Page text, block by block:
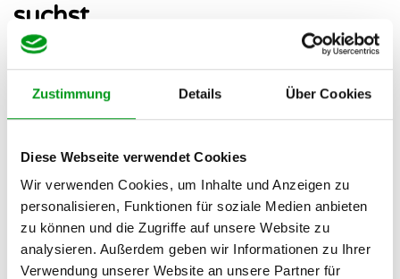
Zustimmung Details Über Cookies
Diese Webseite verwendet Cookies
Wir verwenden Cookies, um Inhalte und Anzeigen zu
personalisieren, Funktionen für soziale Medien anbieten
zu können und die Zugriffe auf unsere Website zu
analysieren. Außerdem geben wir Informationen zu Ihrer
Verwendung unserer Website an unsere Partner für
suchst
Falls du das endlose Swipen satthast und jemanden für
etwas Festes suchst, solltest du Badoo und ähnliche Apps
hier deutlich zielstrebiger ans Ziel.
Bumble: Warum die „Frauen
schreiben zuerst“-Regel dein
Dating-Erlebnis entspannt